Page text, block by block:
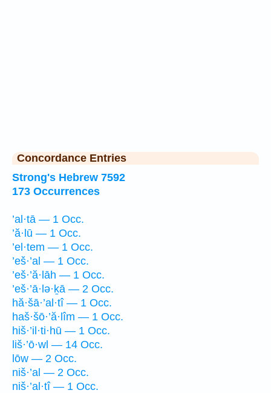
Concordance Entries
Strong's Hebrew 7592
173 Occurrences
’al·tā — 1 Occ.
’ă·lū — 1 Occ.
’el·tem — 1 Occ.
’eš·’al — 1 Occ.
’eš·’ă·lāh — 1 Occ.
’eš·’ā·lə·ḵā — 2 Occ.
hă·šā·’al·tî — 1 Occ.
haš·šō·’ă·lîm — 1 Occ.
hiš·’il·ti·hū — 1 Occ.
liš·’ō·wl — 14 Occ.
lōw — 2 Occ.
niš·’al — 2 Occ.
niš·’al·tî — 1 Occ.